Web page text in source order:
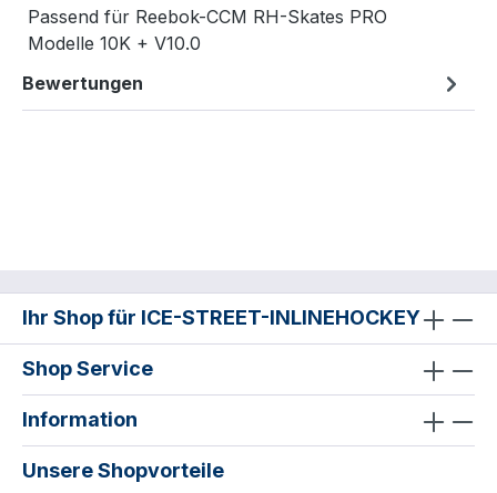
Passend für Reebok-CCM RH-Skates PRO
Modelle 10K + V10.0
Bewertungen
Ihr Shop für ICE-STREET-INLINEHOCKEY
Shop Service
Information
Unsere Shopvorteile